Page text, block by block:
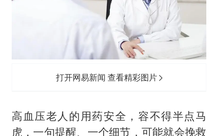
打开网易新闻 查看精彩图片
高血压老人的用药安全，容不得半点马
虎，一句提醒、一个细节，可能就会挽救